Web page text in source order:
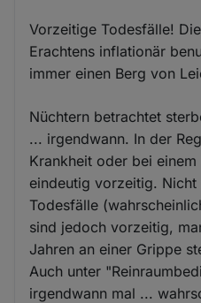
Vorzeitige Todesfälle!
Erachtens inflationär
immer einen Berg von
Nüchtern betrachtet
... irgendwann. In der
Krankheit oder bei
eindeutig vorzeitig.
Todesfälle
sind jedoch vorzeitig,
Jahren an einer Grippe
Auch unter
irgendwann mal ...